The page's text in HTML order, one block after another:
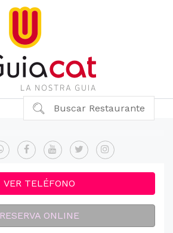
Buscar Restaurante
VER TELÉFONO
RESERVA ONLINE